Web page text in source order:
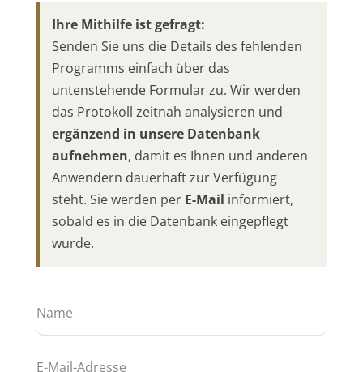
Ihre Mithilfe ist gefragt:
Senden Sie uns die Details des fehlenden
Programms einfach über das
untenstehende Formular zu. Wir werden
das Protokoll zeitnah analysieren und
ergänzend in unsere Datenbank
aufnehmen, damit es Ihnen und anderen
Anwendern dauerhaft zur Verfügung
steht. Sie werden per E-Mail informiert,
sobald es in die Datenbank eingepflegt
wurde.